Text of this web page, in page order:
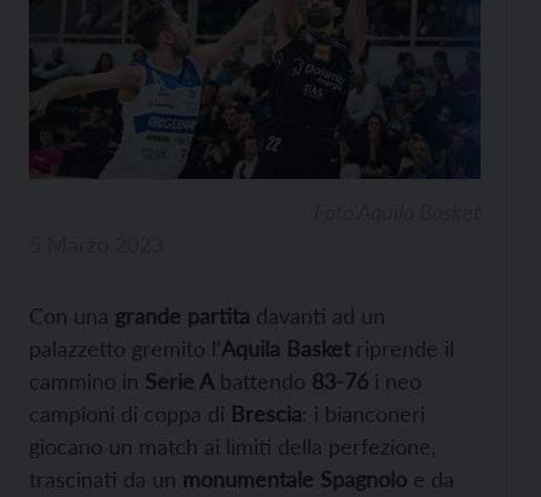
Con una grande partita davanti ad un
palazzetto gremito l’Aquila Basketriprende il
cammino in Serie A battendo 83-76 i neo
campioni di coppa di Brescia: i bianconeri
giocano un match ai limiti della perfezione,
trascinati da un monumentale Spagnolo e da